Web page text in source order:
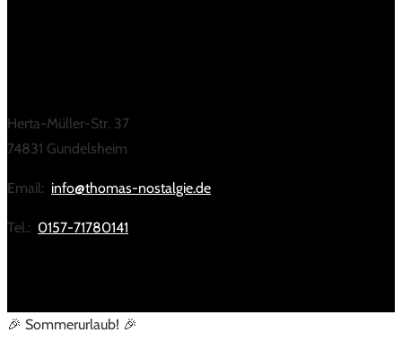
Herta-Müller-Str. 37
74831 Gundelsheim
Email: info@thomas-nostalgie.de
Tel.: 0157-71780141
🎉 Sommerurlaub! 🎉